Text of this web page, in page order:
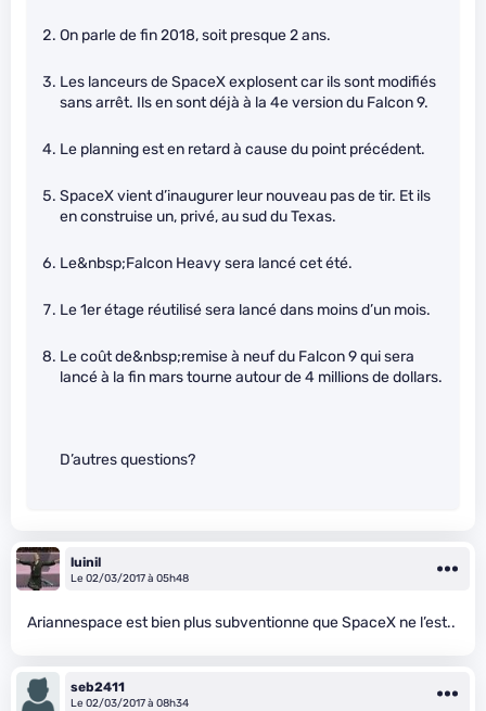
On parle de fin 2018, soit presque 2 ans.
Les lanceurs de SpaceX explosent car ils sont modifiés
sans arrêt. Ils en sont déjà à la 4e version du Falcon 9.
Le planning est en retard à cause du point précédent.
SpaceX vient d’inaugurer leur nouveau pas de tir. Et ils
en construise un, privé, au sud du Texas.
Le&nbsp;Falcon Heavy sera lancé cet été.
Le 1er étage réutilisé sera lancé dans moins d’un mois.
Le coût de&nbsp;remise à neuf du Falcon 9 qui sera
lancé à la fin mars tourne autour de 4 millions de dollars.
D’autres questions?
luinil
Le 02/03/2017 à 05h48
Ariannespace est bien plus subventionne que SpaceX ne l’est..
seb2411
Le 02/03/2017 à 08h34